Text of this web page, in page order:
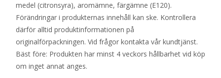
medel (citronsyra), aromämne, färgämne (E120).
Förändringar i produkternas innehåll kan ske. Kontrollera
därför alltid produktinformationen på
originalförpackningen. Vid frågor kontakta vår kundtjänst.
Bäst före: Produkten har minst 4 veckors hållbarhet vid köp
om inget annat anges.